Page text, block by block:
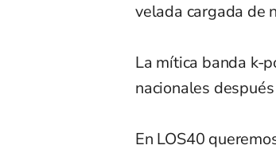
velada cargada de
La mítica banda k-
nacionales
En LOS40